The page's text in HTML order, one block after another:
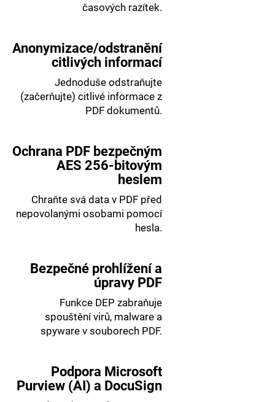
časových razítek.
Anonymizace/odstranění
citlivých informací
Jednoduše odstraňujte
(začerňujte) citlivé informace z
PDF dokumentů.
Ochrana PDF bezpečným
AES 256-bitovým
heslem
Chraňte svá data v PDF před
nepovolanými osobami pomocí
hesla.
Bezpečné prohlížení a
úpravy PDF
Funkce DEP zabraňuje
spouštění virů, malware a
spyware v souborech PDF.
Podpora Microsoft
Purview (AI) a DocuSign